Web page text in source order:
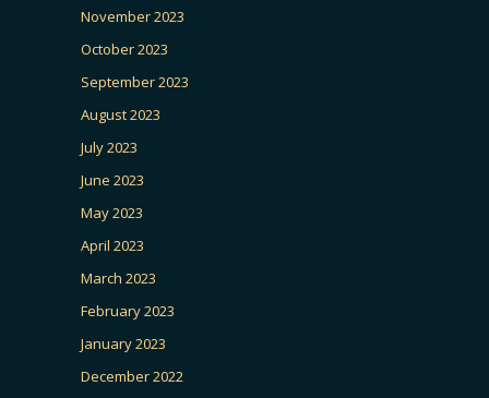
November 2023
October 2023
September 2023
August 2023
July 2023
June 2023
May 2023
April 2023
March 2023
February 2023
January 2023
December 2022